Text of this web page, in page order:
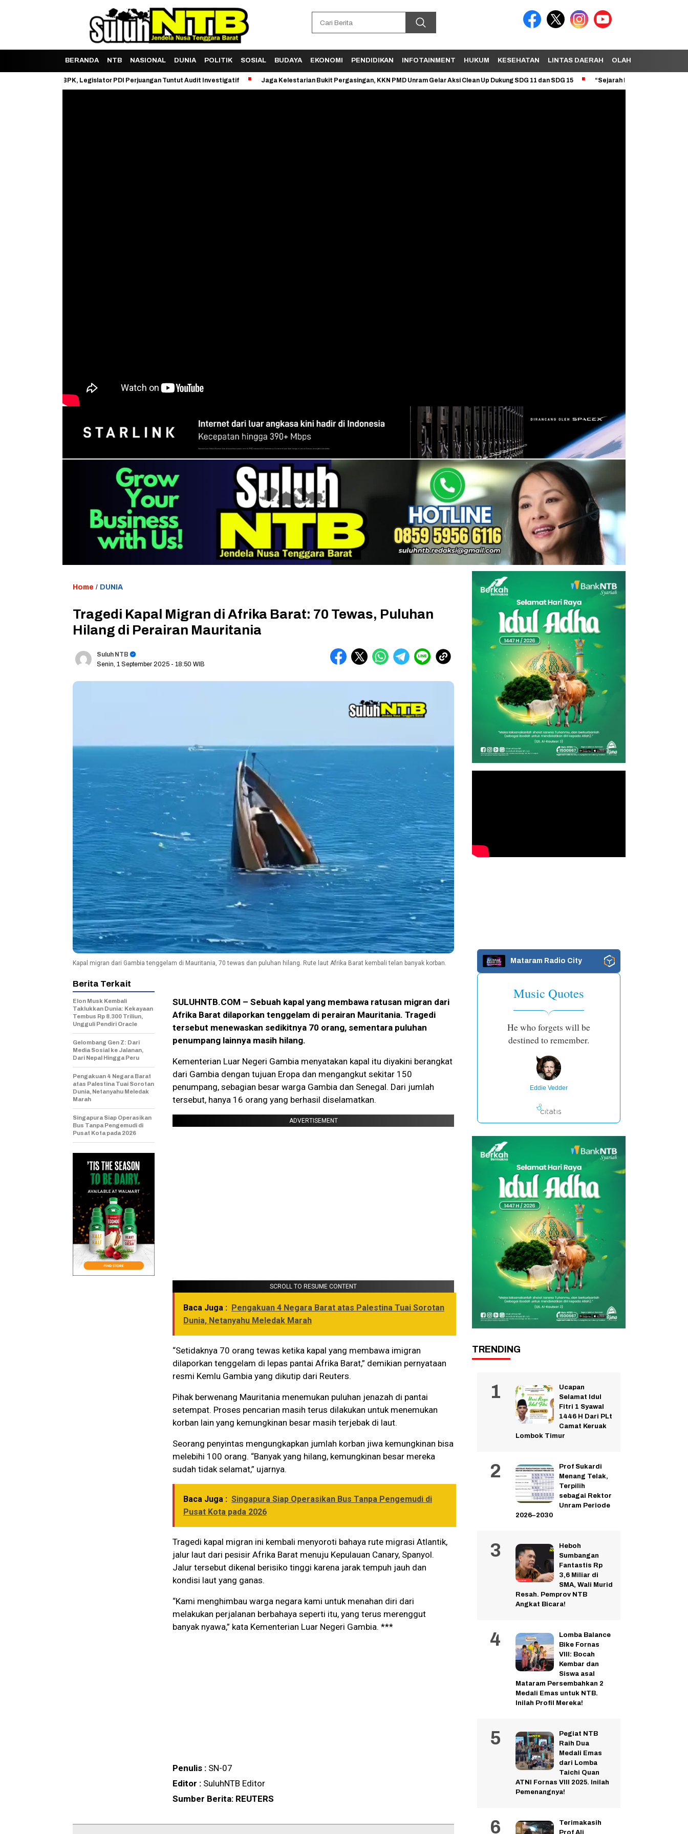
BERANDA NTB NASIONAL DUNIA POLITIK SOSIAL BUDAYA EKONOMI PENDIDIKAN INFOTAINMENT HUKUM KESEHATAN LINTAS DAERAH OLAHRAGA
LHP BPK, Legislator PDI Perjuangan Tuntut Audit Investigatif Jaga Kelestarian Bukit Pergasingan, KKN PMD Unram Gelar Aksi Clean Up Dukung SDG 11 dan SDG 15 “Sejarah Bukan Kutukan: Dekonstruksi
Home / DUNIA
Tragedi Kapal Migran di Afrika Barat: 70 Tewas, Puluhan
Hilang di Perairan Mauritania
Suluh NTB
Senin, 1 September 2025 - 18:50 WIB
Kapal migran dari Gambia tenggelam di Mauritania, 70 tewas dan puluhan hilang. Rute laut Afrika Barat kembali telan banyak korban.
SULUHNTB.COM – Sebuah kapal yang membawa ratusan migran dari
Afrika Barat dilaporkan tenggelam di perairan Mauritania. Tragedi
tersebut menewaskan sedikitnya 70 orang, sementara puluhan
penumpang lainnya masih hilang.
Kementerian Luar Negeri Gambia menyatakan kapal itu diyakini berangkat
dari Gambia dengan tujuan Eropa dan mengangkut sekitar 150
penumpang, sebagian besar warga Gambia dan Senegal. Dari jumlah
tersebut, hanya 16 orang yang berhasil diselamatkan.
ADVERTISEMENT
SCROLL TO RESUME CONTENT
Baca Juga : Pengakuan 4 Negara Barat atas Palestina Tuai Sorotan
Dunia, Netanyahu Meledak Marah
“Setidaknya 70 orang tewas ketika kapal yang membawa imigran
dilaporkan tenggelam di lepas pantai Afrika Barat,” demikian pernyataan
resmi Kemlu Gambia yang dikutip dari Reuters.
Pihak berwenang Mauritania menemukan puluhan jenazah di pantai
setempat. Proses pencarian masih terus dilakukan untuk menemukan
korban lain yang kemungkinan besar masih terjebak di laut.
Seorang penyintas mengungkapkan jumlah korban jiwa kemungkinan bisa
melebihi 100 orang. “Banyak yang hilang, kemungkinan besar mereka
sudah tidak selamat,” ujarnya.
Baca Juga : Singapura Siap Operasikan Bus Tanpa Pengemudi di
Pusat Kota pada 2026
Tragedi kapal migran ini kembali menyoroti bahaya rute migrasi Atlantik,
jalur laut dari pesisir Afrika Barat menuju Kepulauan Canary, Spanyol.
Jalur tersebut dikenal berisiko tinggi karena jarak tempuh jauh dan
kondisi laut yang ganas.
“Kami menghimbau warga negara kami untuk menahan diri dari
melakukan perjalanan berbahaya seperti itu, yang terus merenggut
banyak nyawa,” kata Kementerian Luar Negeri Gambia. ***
Penulis : SN-07
Editor : SuluhNTB Editor
Sumber Berita: REUTERS
Berita Terkait
Elon Musk Kembali
Taklukkan Dunia: Kekayaan
Tembus Rp 8.300 Triliun,
Ungguli Pendiri Oracle
Gelombang Gen Z: Dari
Media Sosial ke Jalanan,
Dari Nepal Hingga Peru
Pengakuan 4 Negara Barat
atas Palestina Tuai Sorotan
Dunia, Netanyahu Meledak
Marah
Singapura Siap Operasikan
Bus Tanpa Pengemudi di
Pusat Kota pada 2026
Mataram Radio City
Music Quotes
He who forgets will be
destined to remember.
Eddie Vedder
TRENDING
Ucapan
Selamat Idul
Fitri 1 Syawal
1446 H Dari PLt
Camat Keruak
Lombok Timur
Prof Sukardi
Menang Telak,
Terpilih
sebagai Rektor
Unram Periode
2026–2030
Heboh
Sumbangan
Fantastis Rp
3,6 Miliar di
SMA, Wali Murid
Resah. Pemprov NTB
Angkat Bicara!
Lomba Balance
Bike Fornas
VIII: Bocah
Kembar dan
Siswa asal
Mataram Persembahkan 2
Medali Emas untuk NTB.
Inilah Profil Mereka!
Pegiat NTB
Raih Dua
Medali Emas
dari Lomba
Taichi Quan
ATNI Fornas VIII 2025. Inilah
Pemenangnya!
Terimakasih
Prof Ali